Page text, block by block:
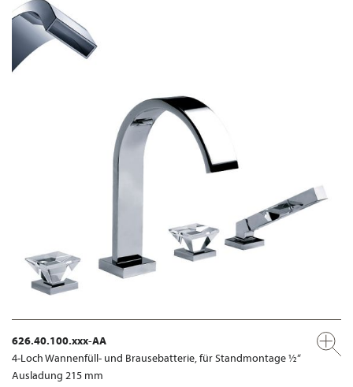
626.40.100.xxx-AA
4-Loch Wannenfüll- und Brausebatterie, für Standmontage ½“
Ausladung 215 mm